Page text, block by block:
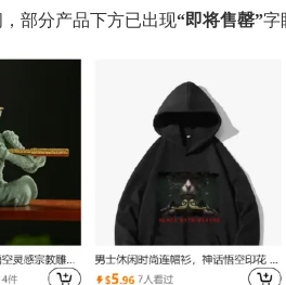
，部分产品下方已出现“即将售罄”字